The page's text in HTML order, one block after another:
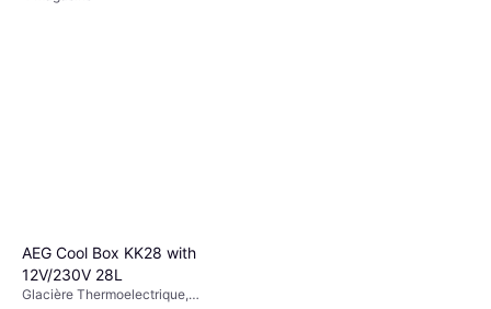
AEG Cool Box KK28 with
12V/230V 28L
Glacière Thermoelectrique,